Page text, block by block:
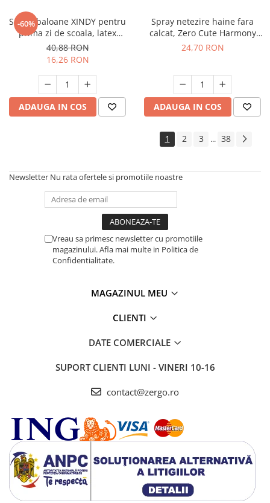
-60%
Set 35 baloane XINDY pentru
prima zi de scoala, latex
colorate, decoratiuni pentru
baieti si fete
40,88 RON
16,26 RON
ADAUGA IN COS
Spray netezire haine fara
calcat, Zero Cute Harmony
Misavan, 500 ml, 90043468
24,70 RON
ADAUGA IN COS
1 2 3 ... 38
Newsletter Nu rata ofertele si promotiile noastre
Vreau sa primesc newsletter cu promotiile
magazinului. Afla mai multe in Politica de
Confidentialitate.
MAGAZINUL MEU
CLIENTI
DATE COMERCIALE
SUPORT CLIENTI LUNI - VINERI 10-16
contact@zergo.ro